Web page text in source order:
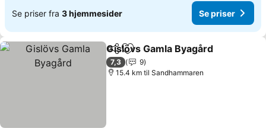
Se priser fra 3 hjemmesider Se priser
Del Føj til favoritter
Gislövs Gamla Byagård
7,3
9
15.4 km til Sandhammaren